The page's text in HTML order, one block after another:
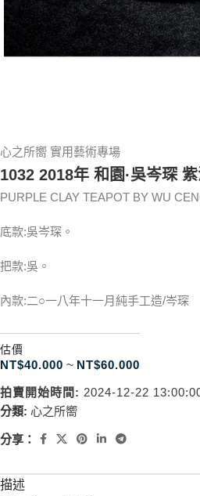
心之所嚮 實用藝術專場
1032 2018年 和園·吳岑琛
PURPLE CLAY TEAPOT BY WU
底款:吳岑琛。
把款:吳。
內款:二○一八年十一月純手工造/岑琛
估價
NT$40.000 ~ NT$60.000
拍賣開始時間: 2024-12-22
分類: 心之所嚮
分享：
描述